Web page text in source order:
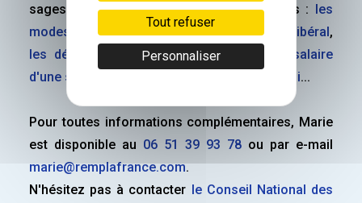
sages-femmes qui traitent de sujets divers : les
modes d'exercice pour une sage-femme en libéral,
les démarches pour le remplacement
le salaire
d'une sage-femme
la création d'un CV réussi...
Pour toutes informations complémentaires, Marie
est disponible au 06 51 39 93 78 ou par e-mail
marie@remplafrance.com.
N'hésitez pas à contacter le Conseil National des
Tout refuser
Personnaliser